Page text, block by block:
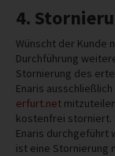
4.
Wünscht der Kunde
Durchführung
Stornierung des
Enaris ausschließlich
erfurt.net
kostenfrei storniert.
Enaris durchgeführt
ist eine Stornierung